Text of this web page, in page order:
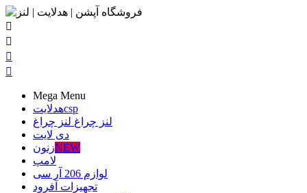




Mega Menu
هدلایتcsp
لنز چراغ لنز چراغ
دی لایت
زنونNEW
لامپ
لوازم 206 آر سی
تجهیزات آفرود